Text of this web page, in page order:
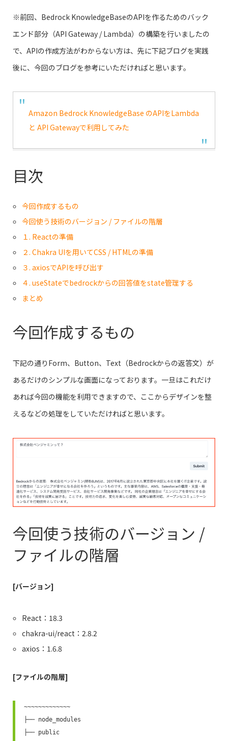
※前回、Bedrock KnowledgeBaseのAPIを作るためのバック
エンド部分（API Gateway / Lambda）の構築を行いましたの
で、APIの作成方法がわからない方は、先に下記ブログを実践
後に、今回のブログを参考にいただければと思います。
Amazon Bedrock KnowledgeBase のAPIをLambda
と API Gatewayで利用してみた
目次
今回作成するもの
今回使う技術のバージョン / ファイルの階層
１. Reactの準備
２. Chakra UIを用いてCSS / HTMLの準備
３. axiosでAPIを呼び出す
４. useStateでbedrockからの回答値をstate管理する
まとめ
今回作成するもの
下記の通りForm、Button、Text（Bedrockからの返答文）が
あるだけのシンプルな画面になっております。一旦はこれだけ
あれば今回の機能を利用できますので、ここからデザインを整
えるなどの処理をしていただければと思います。
今回使う技術のバージョン /
ファイルの階層
[バージョン]
React：18.3
chakra-ui/react：2.8.2
axios：1.6.8
[ファイルの階層]
~~~~~~~~~~~~~
├── node_modules
├── public